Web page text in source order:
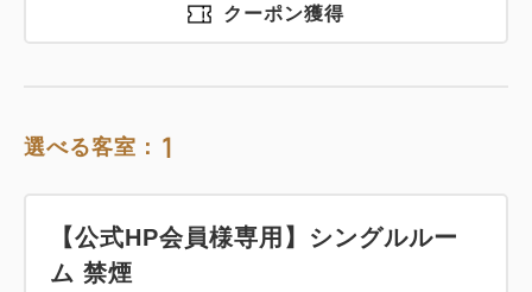
クーポン獲得
選べる客室： 1
【公式HP会員様専用】シングルルー
ム 禁煙